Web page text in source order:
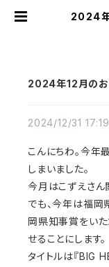
2024
2024年12月の
2024/12/31 17:19
こんにちわ。今年
しまいました。
今月はこずえさん
でも、今年は福岡
岡県知事賞をいた
せることにします。
タイトルは『BIG